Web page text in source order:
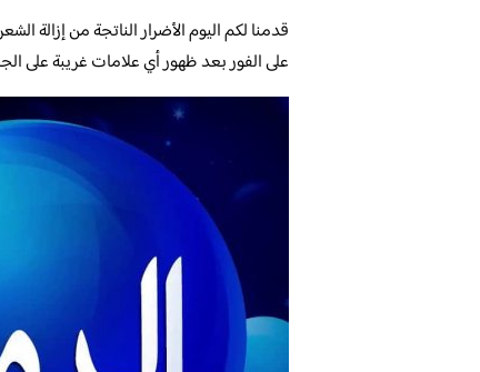
قدمنا لكم اليوم الأضرار الناتجة من إزالة
على الفور بعد ظهور أي علامات غريبة على